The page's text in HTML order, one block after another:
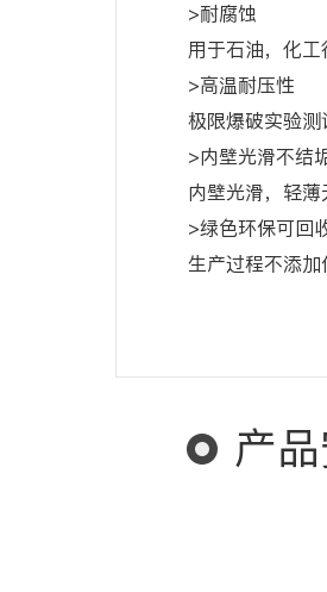
>耐腐蚀
用于石油，化
>高温耐压性
极限爆破实验
>内壁光滑不结
内壁光滑，轻
>绿色环保可回
生产过程不添
产